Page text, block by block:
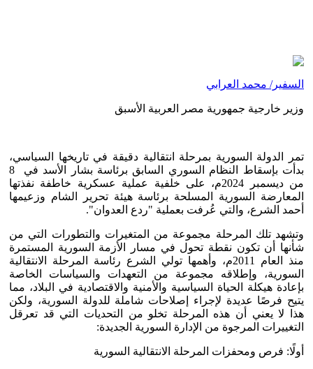
السفير/ محمد العرابي
وزير خارجية جمهورية مصر العربية الأسبق
تمر الدولة السورية بمرحلة انتقالية دقيقة في تاريخها السياسي،
بدأت بإسقاط النظام السوري السابق برئاسة بشار الأسد في 8
من ديسمبر 2024م، على خلفية عملية عسكرية خاطفة نفذتها
المعارضة السورية المسلحة برئاسة هيئة تحرير الشام وزعيمها
أحمد الشرع، والتي عُرفت بعملية "ردع العدوان".
وتشهد تلك المرحلة مجموعة من المتغيرات والتطورات التي من
شأنها أن تكون نقطة تحول في مسار الأزمة السورية المستمرة
منذ العام 2011م، وأهمها تولي الشرع رئاسة المرحلة الانتقالية
السورية، وإطلاقه مجموعة من التعهدات والسياسات الخاصة
بإعادة هيكلة الحياة السياسية والأمنية والاقتصادية في البلاد، مما
يتيح فرصًا عديدة لإجراء إصلاحات شاملة للدولة السورية، ولكن
هذا لا يعني أن هذه المرحلة تخلو من التحديات التي قد تعرقل
التغييرات المرجوة من الإدارة السورية الجديدة:
أولًا: فرص ومحفزات المرحلة الانتقالية السورية